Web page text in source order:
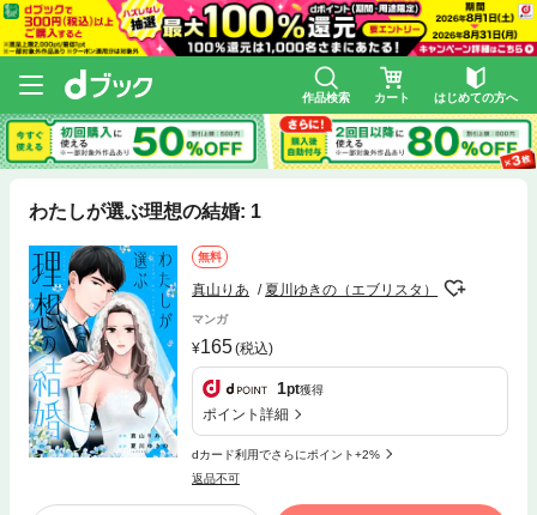
作品検索 カート はじめての方へ
わたしが選ぶ理想の結婚: 1
無料
真山りあ 夏川ゆきの（エブリスタ）
マンガ
165(税込)
1pt獲得
ポイント詳細
dカード利用でさらにポイント+2%
返品不可